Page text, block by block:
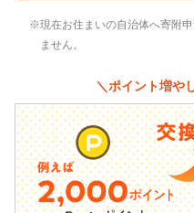
現在お住まいの自治体へ寄附
ません。
＼ポイント増や